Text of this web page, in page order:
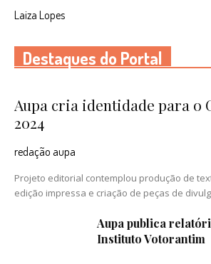
Laiza Lopes
Destaques do Portal
Aupa cria identidade para o
2024
redação aupa
Projeto editorial contemplou produção de
edição impressa e criação de peças de
Aupa publica
Instituto Votorantim